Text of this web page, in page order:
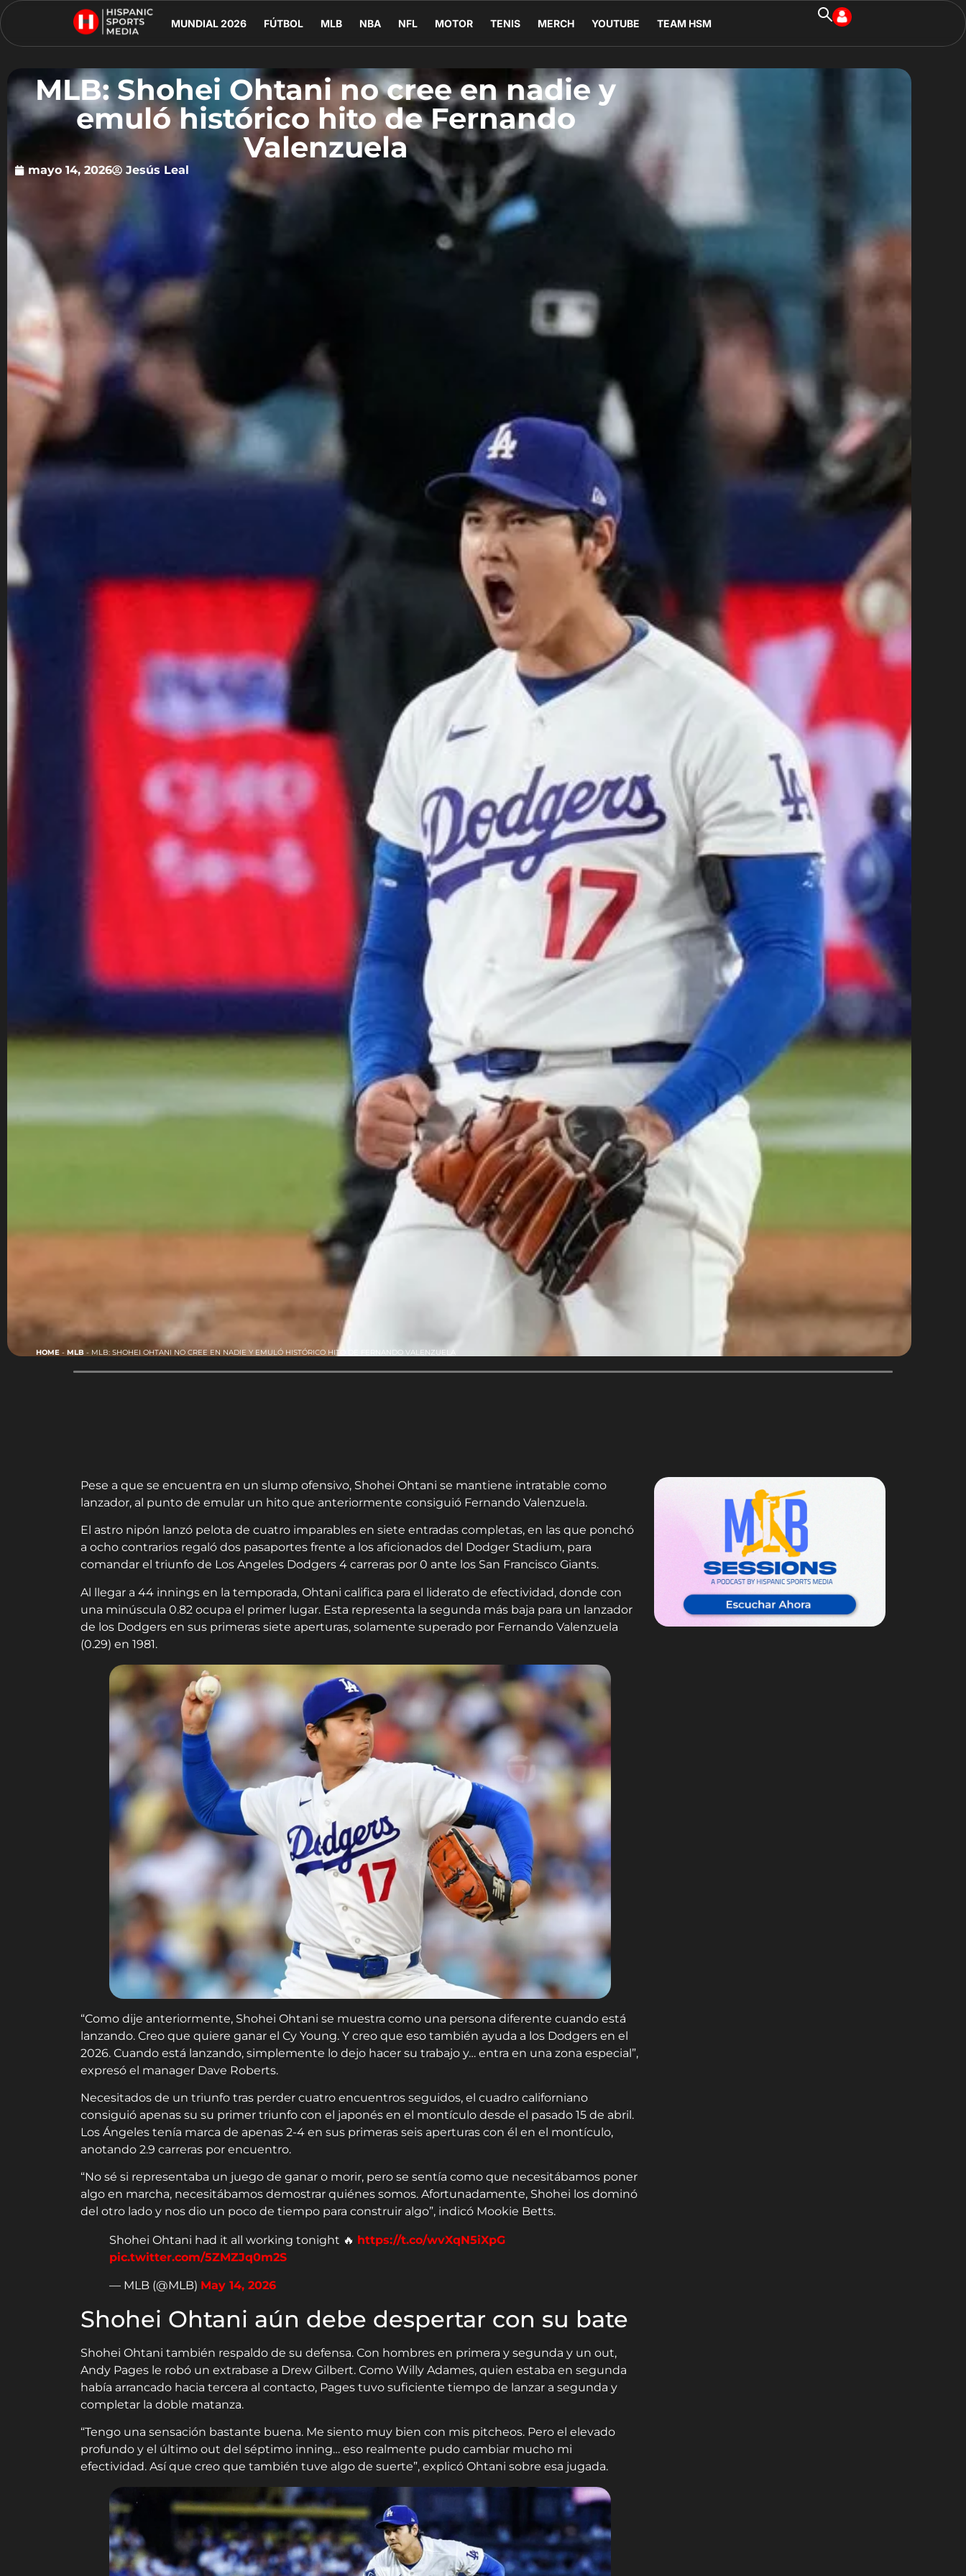
MUNDIAL 2026 FÚTBOL MLB NBA NFL MOTOR TENIS MERCH YOUTUBE TEAM HSM
MLB: Shohei Ohtani no cree en nadie y
emuló histórico hito de Fernando
Valenzuela
mayo 14, 2026 Jesús Leal
HOME- MLB- MLB: SHOHEI OHTANI NO CREE EN NADIE Y EMULÓ HISTÓRICO HITO DE FERNANDO VALENZUELA
Pese a que se encuentra en un slump ofensivo, Shohei Ohtani se mantiene intratable como
lanzador, al punto de emular un hito que anteriormente consiguió Fernando Valenzuela.
El astro nipón lanzó pelota de cuatro imparables en siete entradas completas, en las que ponchó
a ocho contrarios regaló dos pasaportes frente a los aficionados del Dodger Stadium, para
comandar el triunfo de Los Angeles Dodgers 4 carreras por 0 ante los San Francisco Giants.
Al llegar a 44 innings en la temporada, Ohtani califica para el liderato de efectividad, donde con
una minúscula 0.82 ocupa el primer lugar. Esta representa la segunda más baja para un lanzador
de los Dodgers en sus primeras siete aperturas, solamente superado por Fernando Valenzuela
(0.29) en 1981.
“Como dije anteriormente, Shohei Ohtani se muestra como una persona diferente cuando está
lanzando. Creo que quiere ganar el Cy Young. Y creo que eso también ayuda a los Dodgers en el
2026. Cuando está lanzando, simplemente lo dejo hacer su trabajo y… entra en una zona especial”,
expresó el manager Dave Roberts.
Necesitados de un triunfo tras perder cuatro encuentros seguidos, el cuadro californiano
consiguió apenas su su primer triunfo con el japonés en el montículo desde el pasado 15 de abril.
Los Ángeles tenía marca de apenas 2-4 en sus primeras seis aperturas con él en el montículo,
anotando 2.9 carreras por encuentro.
“No sé si representaba un juego de ganar o morir, pero se sentía como que necesitábamos poner
algo en marcha, necesitábamos demostrar quiénes somos. Afortunadamente, Shohei los dominó
del otro lado y nos dio un poco de tiempo para construir algo”, indicó Mookie Betts.
Shohei Ohtani had it all working tonight 🔥 https://t.co/wvXqN5iXpG
pic.twitter.com/5ZMZJq0m2S
— MLB (@MLB) May 14, 2026
Shohei Ohtani aún debe despertar con su bate
Shohei Ohtani también respaldo de su defensa. Con hombres en primera y segunda y un out,
Andy Pages le robó un extrabase a Drew Gilbert. Como Willy Adames, quien estaba en segunda
había arrancado hacia tercera al contacto, Pages tuvo suficiente tiempo de lanzar a segunda y
completar la doble matanza.
“Tengo una sensación bastante buena. Me siento muy bien con mis pitcheos. Pero el elevado
profundo y el último out del séptimo inning… eso realmente pudo cambiar mucho mi
efectividad. Así que creo que también tuve algo de suerte”, explicó Ohtani sobre esa jugada.